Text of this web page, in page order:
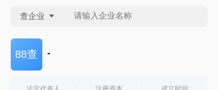
查企业
查企业
88查 -
法定代表人 注册资本 成立时间